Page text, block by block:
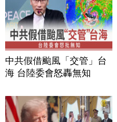
中共假借颱風「交管」台
海 台陸委會怒轟無知